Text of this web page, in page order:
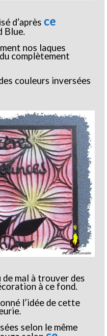
d’après ce
Blue.
nos laques
complètement
couleurs inversées
de mal à trouver des
à ce fond.
l’idée de cette
selon le même